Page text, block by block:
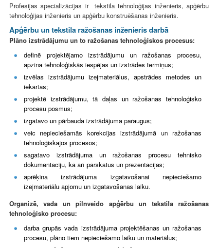
Profesijas specializācijas ir tekstila tehnoloģijas inženieris, apģērbu
tehnoloģijas inženieris un apģērbu konstruēšanas inženieris.
Apģērbu un tekstila ražošanas inženieris darbā
Plāno izstrādājumu un to ražošanas tehnoloģiskos procesus:
definē projektējamo izstrādājumu un ražošanas procesu,
apzina tehnoloģiskās iespējas un izstrādes termiņus;
izvēlas izstrādājumu izejmateriālus, apstrādes metodes un
iekārtas;
projektē izstrādājumu, tā daļas un ražošanas tehnoloģisko
procesu posmus;
izgatavo un pārbauda izstrādājuma paraugus;
veic nepieciešamās korekcijas izstrādājumā un ražošanas
tehnoloģiskajos procesos;
sagatavo izstrādājuma un ražošanas procesu tehnisko
dokumentāciju, kā arī pārskatus un prezentācijas;
aprēķina izstrādājuma izgatavošanai nepieciešamo
izejmateriālu apjomu un izgatavošanas laiku.
Organizē, vada un pilnveido apģērbu un tekstila ražošanas
tehnoloģisko procesu:
darba grupās vada izstrādājuma projektēšanas un ražošanas
procesu, plāno tiem nepieciešamo laiku un materiālus;